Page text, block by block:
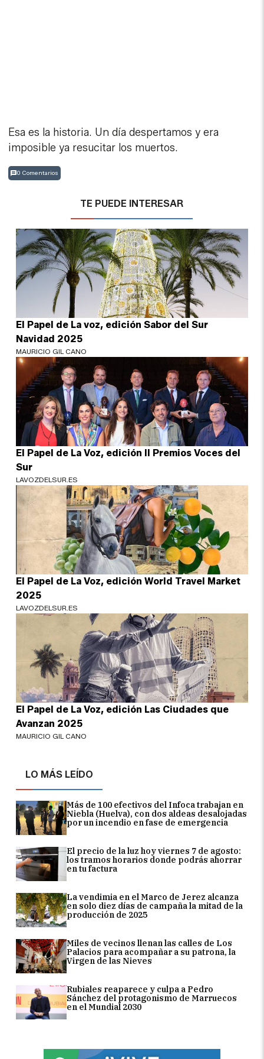
LO MÁS LEÍDO
Más de 100 efectivos del Infoca trabajan en
Niebla (Huelva), con dos aldeas desalojadas
por un incendio en fase de emergencia
El precio de la luz hoy viernes 7 de agosto:
los tramos horarios donde podrás ahorrar
en tu factura
La vendimia en el Marco de Jerez alcanza
en solo diez días de campaña la mitad de la
producción de 2025
Miles de vecinos llenan las calles de Los
Palacios para acompañar a su patrona, la
Virgen de las Nieves
Rubiales reaparece y culpa a Pedro
Sánchez del protagonismo de Marruecos
en el Mundial 2030
Esa es la historia. Un día despertamos y era
imposible ya resucitar los muertos.
0 Comentarios
TE PUEDE INTERESAR
El Papel de La voz, edición Sabor del Sur
Navidad 2025
MAURICIO GIL CANO
El Papel de La Voz, edición II Premios Voces del
Sur
LAVOZDELSUR.ES
El Papel de La Voz, edición World Travel Market
2025
LAVOZDELSUR.ES
El Papel de La Voz, edición Las Ciudades que
Avanzan 2025
MAURICIO GIL CANO